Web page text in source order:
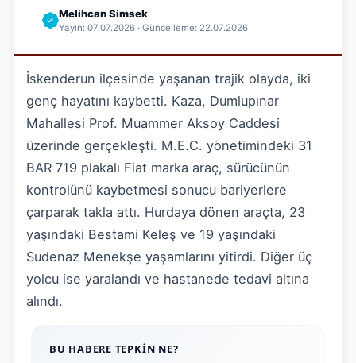
Melihcan Simsek
Yayın: 07.07.2026 · Güncelleme: 22.07.2026
İskenderun ilçesinde yaşanan trajik olayda, iki
genç hayatını kaybetti. Kaza, Dumlupınar
Mahallesi Prof. Muammer Aksoy Caddesi
üzerinde gerçekleşti. M.E.C. yönetimindeki 31
BAR 719 plakalı Fiat marka araç, sürücünün
kontrolünü kaybetmesi sonucu bariyerlere
çarparak takla attı. Hurdaya dönen araçta, 23
yaşındaki Bestami Keleş ve 19 yaşındaki
Sudenaz Menekşe yaşamlarını yitirdi. Diğer üç
yolcu ise yaralandı ve hastanede tedavi altına
alındı.
BU HABERE TEPKIN NE?